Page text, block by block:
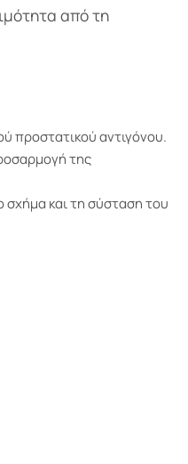
από τη
προστατικού αντιγόνου.
της
και τη σύσταση του